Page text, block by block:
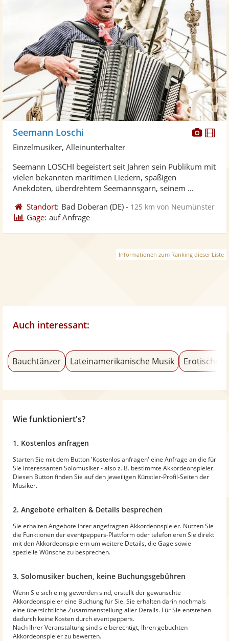
Fotos
Seemann Loschi
Einzelmusiker, Alleinunterhalter
Seemann LOSCHI begeistert seit Jahren sein Publikum mit
vielen bekannten maritimen Liedern, spaßigen
Anekdoten, überdrehtem Seemannsgarn, seinem ...
Standort: Bad Doberan (DE) - 125 km von Neumünster
Gage: auf Anfrage
Informationen zum Ranking dieser Liste
Auch interessant:
Bauchtänzer Lateinamerikanische Musik Erotischer
Wie funktioniert's?
1. Kostenlos anfragen
Starten Sie mit dem Button 'Kostenlos anfragen' eine Anfrage an die für
Sie interessanten Solomusiker - also z. B. bestimmte Akkordeonspieler.
Diesen Button finden Sie auf den jeweiligen Künstler-Profil-Seiten der
Musiker.
2. Angebote erhalten & Details besprechen
Sie erhalten Angebote Ihrer angefragten Akkordeonspieler. Nutzen Sie
die Funktionen der eventpeppers-Plattform oder telefonieren Sie direkt
mit den Akkordeonspielern um weitere Details, die Gage sowie
spezielle Wünsche zu besprechen.
3. Solomusiker buchen, keine Buchungsgebühren
Wenn Sie sich einig geworden sind, erstellt der gewünschte
Akkordeonspieler eine Buchung für Sie. Sie erhalten darin nochmals
eine übersichtliche Zusammenstellung aller Details. Für Sie entstehen
dadurch keine Kosten durch eventpeppers.
Nach Ihrer Veranstaltung sind sie berechtigt, Ihren gebuchten
Akkordeonspieler zu bewerten.